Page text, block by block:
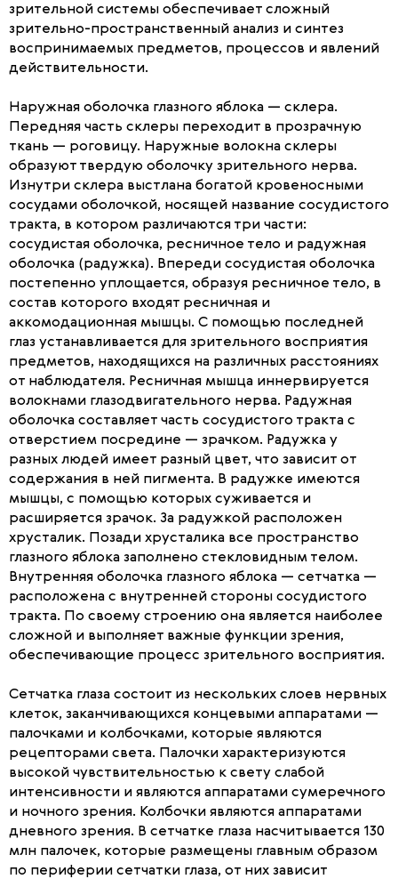
зрительной системы обеспечивает сложный
зрительно-пространственный анализ и синтез
воспринимаемых предметов, процессов и явлений
действительности.
Наружная оболочка глазного яблока — склера.
Передняя часть склеры переходит в прозрачную
ткань — роговицу. Наружные волокна склеры
образуют твердую оболочку зрительного нерва.
Изнутри склера выстлана богатой кровеносными
сосудами оболочкой, носящей название сосудистого
тракта, в котором различаются три части:
сосудистая оболочка, ресничное тело и радужная
оболочка (радужка). Впереди сосудистая оболочка
постепенно уплощается, образуя ресничное тело, в
состав которого входят ресничная и
аккомодационная мышцы. С помощью последней
глаз устанавливается для зрительного восприятия
предметов, находящихся на различных расстояниях
от наблюдателя. Ресничная мышца иннервируется
волокнами глазодвигательного нерва. Радужная
оболочка составляет часть сосудистого тракта с
отверстием посредине — зрачком. Радужка у
разных людей имеет разный цвет, что зависит от
содержания в ней пигмента. В радужке имеются
мышцы, с помощью которых суживается и
расширяется зрачок. За радужкой расположен
хрусталик. Позади хрусталика все пространство
глазного яблока заполнено стекловидным телом.
Внутренняя оболочка глазного яблока — сетчатка —
расположена с внутренней стороны сосудистого
тракта. По своему строению она является наиболее
сложной и выполняет важные функции зрения,
обеспечивающие процесс зрительного восприятия.
Сетчатка глаза состоит из нескольких слоев нервных
клеток, заканчивающихся концевыми аппаратами —
палочками и колбочками, которые являются
рецепторами света. Палочки характеризуются
высокой чувствительностью к свету слабой
интенсивности и являются аппаратами сумеречного
и ночного зрения. Колбочки являются аппаратами
дневного зрения. В сетчатке глаза насчитывается 130
млн палочек, которые размещены главным образом
по периферии сетчатки глаза, от них зависит